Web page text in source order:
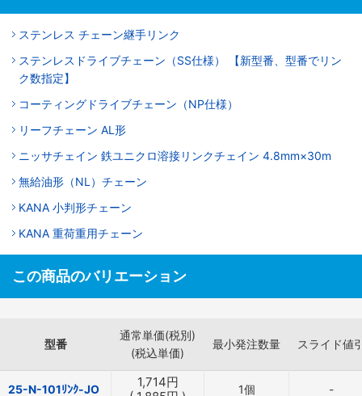
ステンレス チェーン継手リンク
ステンレスドライブチェーン（SS仕様） 【新型番、型番でリン
ク数指定】
コーティングドライブチェーン（NP仕様）
リーフチェーン AL形
ニッサチェイン 鉄ユニクロ溶接リンクチェイン 4.8mm×30m
無給油形（NL）チェーン
KANA 小判形チェーン
KANA 重荷重用チェーン
この商品のバリエーション
型番
通常単価(税別)
(税込単価)
最小発注数量 スライド値
25-N-101ﾘﾝｸ-JO 1,714円
1個 -